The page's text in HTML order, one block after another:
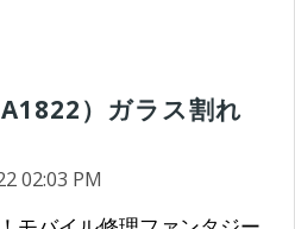
）ガラス割れ
02:03 PM